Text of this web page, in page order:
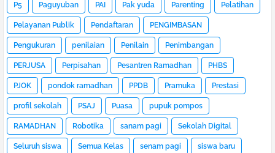
P5 Paguyuban PAI Pak yuda Parenting Pelatihan
Pelayanan Publik Pendaftaran PENGIMBASAN
Pengukuran penilaian Penilain Penimbangan
PERJUSA Perpisahan Pesantren Ramadhan PHBS
PJOK pondok ramadhan PPDB Pramuka Prestasi
profil sekolah PSAJ Puasa pupuk pompos
RAMADHAN Robotika sanam pagi Sekolah Digital
Seluruh siswa Semua Kelas senam pagi siswa baru